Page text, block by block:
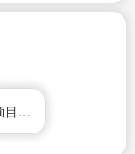
项目加盟网